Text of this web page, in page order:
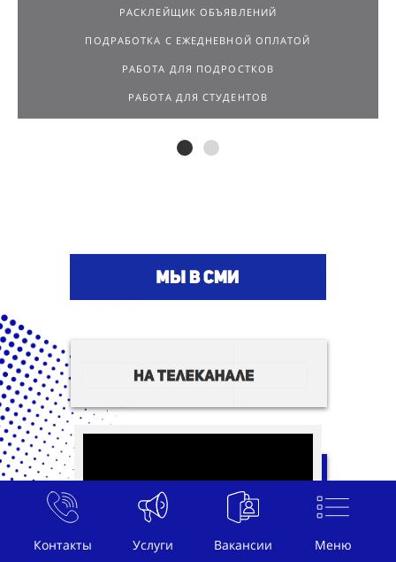
Контакты Услуги Вакансии Меню
РАСКЛЕЙЩИК ОБЪЯВЛЕНИЙ
ПОДРАБОТКА С ЕЖЕДНЕВНОЙ ОПЛАТОЙ
РАБОТА ДЛЯ ПОДРОСТКОВ
РАБОТА ДЛЯ СТУДЕНТОВ